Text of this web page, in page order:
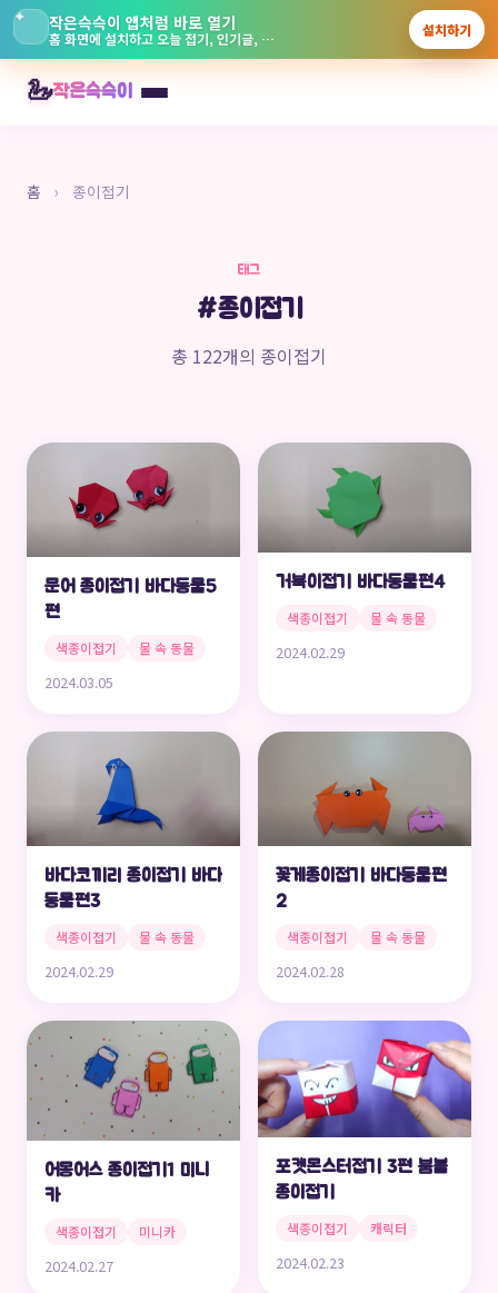
✦ 작은슥슥이 앱처럼 바로 열기
홈 화면에 설치하고 오늘 접기, 인기글, 놀이터를 빠르게 보실 수 있습니다. 설치하기
🦢작은슥슥이
홈 › 종이접기
태그
#종이접기
총 122개의 종이접기
문어 종이접기 바다동물5
편
색종이접기 물 속 동물
2024.03.05
거북이접기 바다동물편4
색종이접기 물 속 동물
2024.02.29
바다코끼리 종이접기 바다
동물편3
색종이접기 물 속 동물
2024.02.29
꽃게종이접기 바다동물편
2
색종이접기 물 속 동물
2024.02.28
어몽어스 종이접기1 미니
카
색종이접기 미니카
2024.02.27
포켓몬스터접기 3편 붐볼
종이접기
색종이접기 캐릭터
2024.02.23